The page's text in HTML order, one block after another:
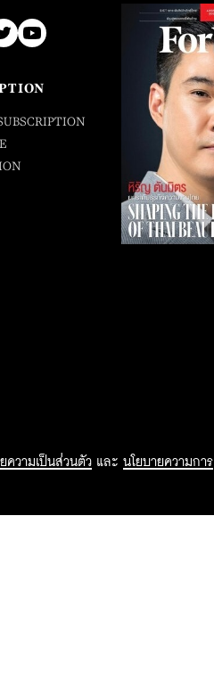
ความเป็นส่วนตัว และ นโยบายความการ